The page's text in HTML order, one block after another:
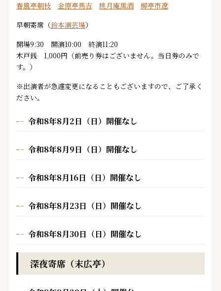
春風亭朝枝
金原亭馬吉 桃月庵黒酒
柳亭市遼
早朝寄席（鈴本演芸場）
開場9:30 開演10:00 終演11:20
木戸銭 1,000円（前売り券はございません。当日券のみで
す。）
※出演者が急遽変更になることもございますので、ご了承く
ださい。
令和8年8月2日（日）開催なし
令和8年8月9日（日）開催なし
令和8年8月16日（日）開催なし
令和8年8月23日（日）開催なし
令和8年8月30日（日）開催なし
深夜寄席（末広亭）